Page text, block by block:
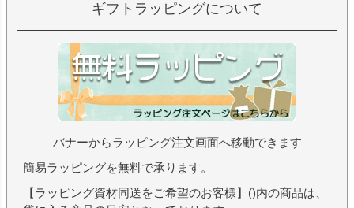
ギフトラッピングについて
バナーからラッピング注文画面へ移動できます
簡易ラッピングを無料で承ります。
【ラッピング資材同送をご希望のお客様】()内の商品は、